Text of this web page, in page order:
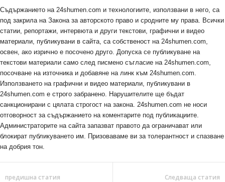
Съдържанието на 24shumen.com и технологиите, използвани в него, са
под закрила на Закона за авторското право и сродните му права. Всички
статии, репортажи, интервюта и други текстови, графични и видео
материали, публикувани в сайта, са собственост на 24shumen.com,
освен, ако изрично е посочено друго. Допуска се публикуване на
текстови материали само след писмено съгласие на 24shumen.com,
посочване на източника и добавяне на линк към 24shumen.com.
Използването на графични и видео материали, публикувани в
24shumen.com е строго забранено. Нарушителите ще бъдат
санкционирани с цялата строгост на закона. 24shumen.com не носи
отговорност за съдържанието на коментарите под публикациите.
Администраторите на сайта запазват правото да ограничават или
блокират публикуването им. Призоваваме ви за толерантност и спазване
на добрия тон.
предишна статия Следваща статия